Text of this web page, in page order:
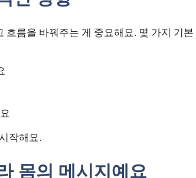
름을 바꿔주는 게 중요해요. 몇 가지 기본
작해요.
몸의 메시지예요